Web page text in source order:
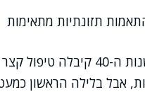
תזונתיות מתאימות
סיפור מקרה אנונימי שממחיש זאת:
אבל בלילה הראשון